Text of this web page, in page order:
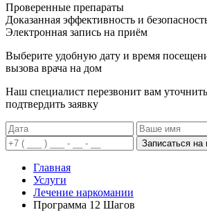
Проверенные препараты
Доказанная эффективность и
Электронная запись на приём
Выберите удобную дату и время
вызова врача на дом
Наш специалист перезвонит вам
подтвердить заявку
Записаться на
Главная
Услуги
Лечение наркомании
Программа 12 Шагов